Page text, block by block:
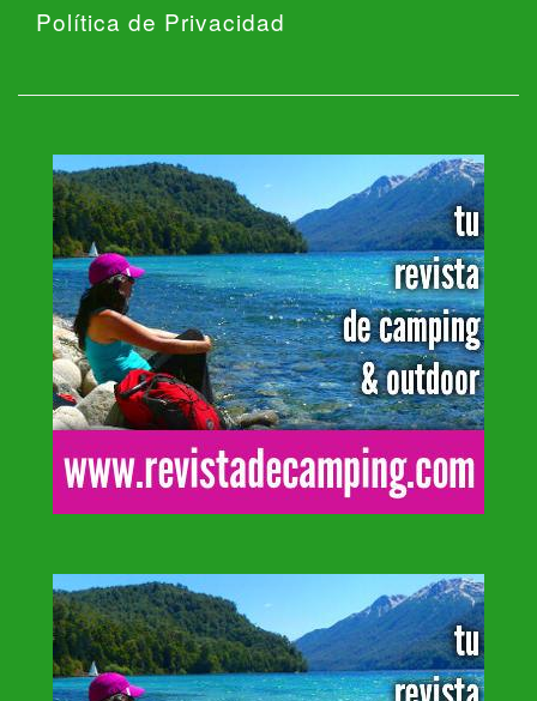
Política de Privacidad